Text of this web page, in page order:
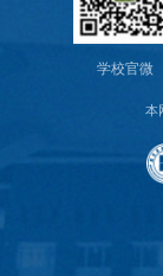
学校官微
本